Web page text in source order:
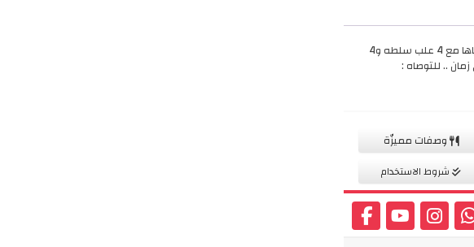
اياها مع 4 علب سلطه و4
.. للتوصاه :
وصفات مميزّة
شروط الاستخدام